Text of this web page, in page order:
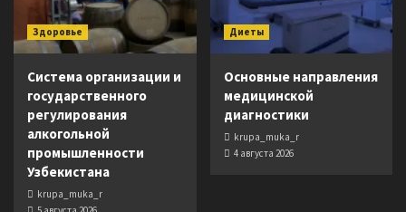
Здоровье
Система организации и
государственного
регулирования
алкогольной
промышленности
Узбекистана
krupa_muka_r
Диеты
Основные направления
медицинской
диагностики
krupa_muka_r
4 августа 2026